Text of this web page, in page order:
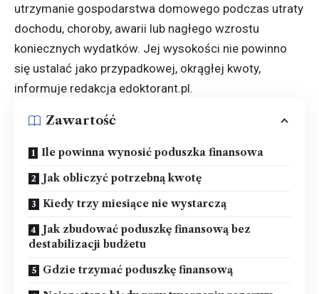
utrzymanie gospodarstwa domowego podczas utraty
dochodu, choroby, awarii lub nagłego wzrostu
koniecznych wydatków. Jej wysokości nie powinno
się ustalać jako przypadkowej, okrągłej kwoty,
informuje redakcja edoktorant.pl.
Zawartość
Ile powinna wynosić poduszka finansowa
Jak obliczyć potrzebną kwotę
Kiedy trzy miesiące nie wystarczą
Jak zbudować poduszkę finansową bez
destabilizacji budżetu
Gdzie trzymać poduszkę finansową